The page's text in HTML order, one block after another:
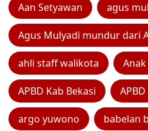
Aan Setyawan agus
Agus Mulyadi mundur dari
ahli staff walikota
APBD Kab Bekasi
argo yuwono babelan